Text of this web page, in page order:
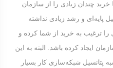
چندان زیادی را از سازمان
پایه‌ای و رشد زیادی نداشته
را ترغیب به خرید از شما کرده و
ایجاد کرده باشد. البته به این
پتانسیل شبکه‌سازی کار بسیار